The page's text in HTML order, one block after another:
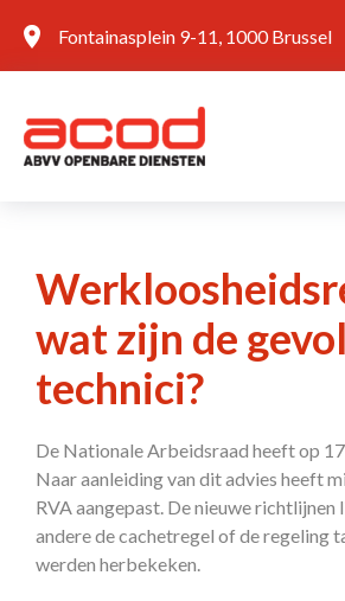
Fontainasplein 9-11, 1000 Brussel
wat zijn de
technici?
De Nationale Arbeidsraad heeft op
Naar aanleiding van dit advies heeft
RVA aangepast. De nieuwe
andere de cachetregel of de regeling
werden herbekeken.